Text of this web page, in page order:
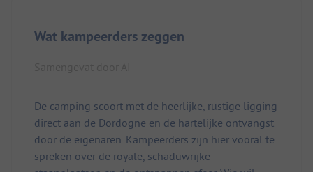
Wat kampeerders zeggen
De camping scoort met de heerlijke, rustige ligging
direct aan de Dordogne en de hartelijke ontvangst
door de eigenaren. Kampeerders zijn hier vooral te
spreken over de royale, schaduwrijke